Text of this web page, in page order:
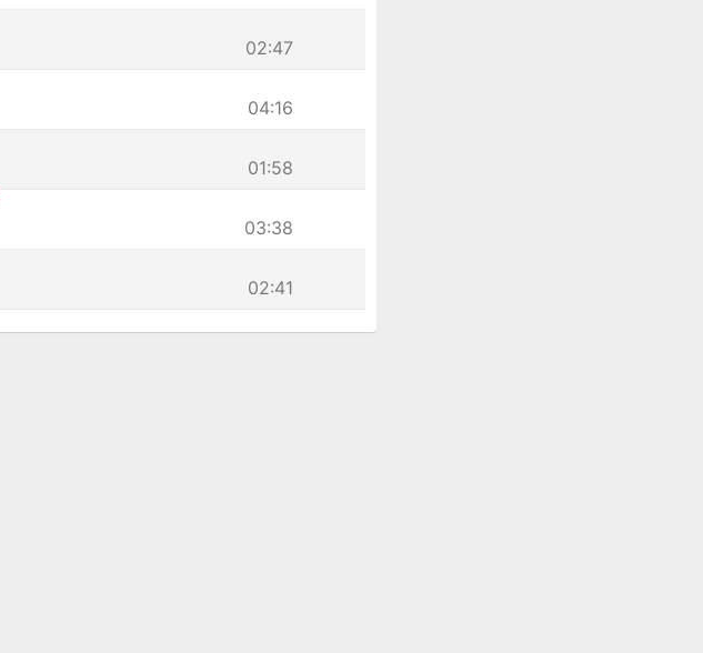
02:47
04:16
01:58
03:38
02:41